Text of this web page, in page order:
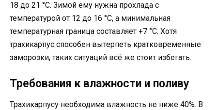
18 до 21 °C. Зимой ему нужна прохлада с
температурой от 12 до 16 °C, а минимальная
температурная граница составляет +7 °C. Хотя
трахикарпус способен вытерпеть кратковременные
заморозки, таких ситуаций всё же стоит избегать.
Требования к влажности и поливу
Трахикарпусу необходима влажность не ниже 40%. В